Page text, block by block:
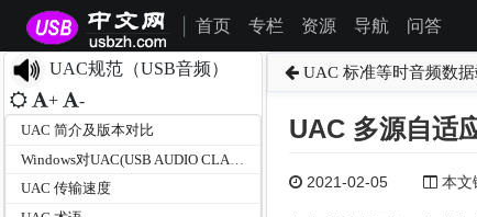
首页 专栏 资源 导航 问答
UAC规范（USB音频）
+ -
UAC 简介及版本对比
UAC 传输速度
UAC 标准等时音频数
UAC 多源自适
2021-02-05 本文